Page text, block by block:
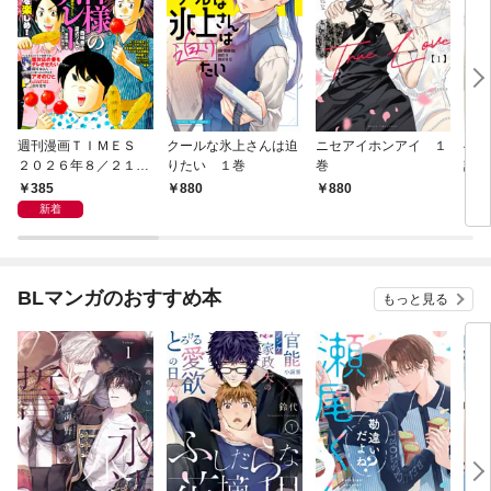
週刊漫画ＴＩＭＥＳ
２０２６年８／２１・
２８合併号
385
新着
クールな氷上さんは迫
りたい １巻
880
ニセアイホンアイ １
巻
880
へ
話
BLマンガのおすすめ本 もっと見る